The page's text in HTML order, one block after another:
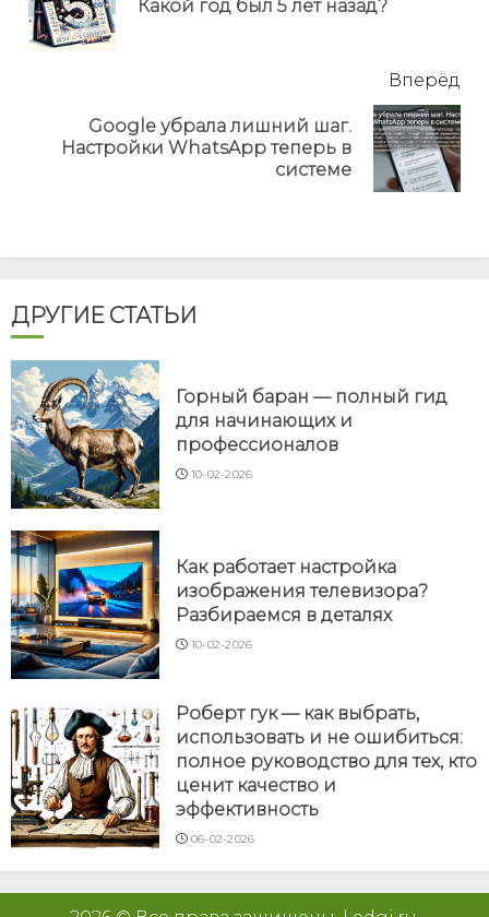
Какой год был 5 лет назад?
Вперёд
Next
Google убрала лишний шаг.
Настройки WhatsApp теперь в
системе
ДРУГИЕ СТАТЬИ
Горный баран — полный гид
для начинающих и
профессионалов
10-02-2026
Как работает настройка
изображения телевизора?
Разбираемся в деталях
10-02-2026
Роберт гук — как выбрать,
использовать и не ошибиться:
полное руководство для тех, кто
ценит качество и
эффективность
06-02-2026